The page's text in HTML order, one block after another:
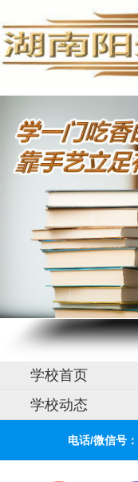
家电清洗培训,家电清洗技术,
学校首页
学校动态
电话/微信号